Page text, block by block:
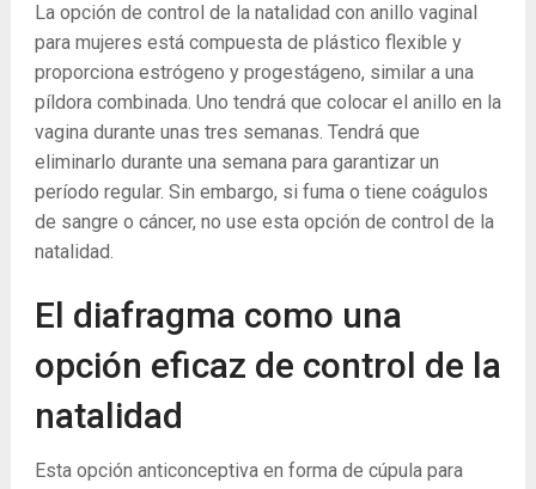
La opción de control de la natalidad con anillo vaginal
para mujeres está compuesta de plástico flexible y
proporciona estrógeno y progestágeno, similar a una
píldora combinada. Uno tendrá que colocar el anillo en la
vagina durante unas tres semanas. Tendrá que
eliminarlo durante una semana para garantizar un
período regular. Sin embargo, si fuma o tiene coágulos
de sangre o cáncer, no use esta opción de control de la
natalidad.
El diafragma como una
opción eficaz de control de la
natalidad
Esta opción anticonceptiva en forma de cúpula para